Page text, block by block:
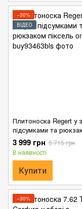
−30%
ВІДЕО
Плитоноска Regert у
підсумками та
піксель one size
3 999 грн 5 715 грн
В наявності
Купити
−30%